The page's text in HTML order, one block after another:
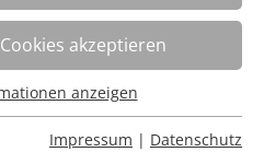
akzeptieren
für grundlegende Funktionen
anzeigen
Impressum | Datenschutz